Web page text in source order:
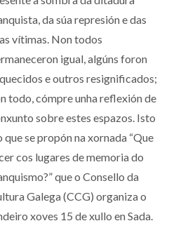
da súa represión e das
vítimas. Non todos
igual, algúns foron
e outros resignificados;
todo, cómpre unha reflexión de
sobre estes espazos. Isto
que se propón na xornada “Que
cos lugares de memoria do
que o Consello da
Galega (CCG) organiza o
xoves 15 de xullo en Sada.